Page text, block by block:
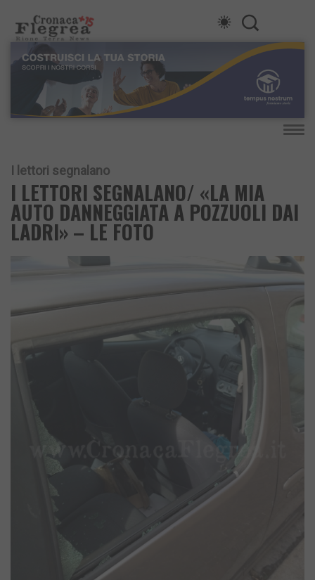
I lettori segnalano
I LETTORI SEGNALANO/ «LA MIA
AUTO DANNEGGIATA A POZZUOLI DAI
LADRI» – LE FOTO